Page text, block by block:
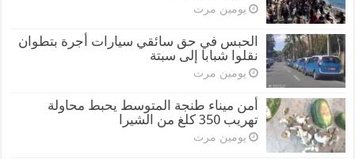
يومين مرت
الحبس في حق سائقي سيارات أجرة بتطوان
نقلوا شبابا إلى سبتة
يومين مرت
أمن ميناء طنجة المتوسط يحبط محاولة
تهريب 350 كلغ من الشيرا
يومين مرت